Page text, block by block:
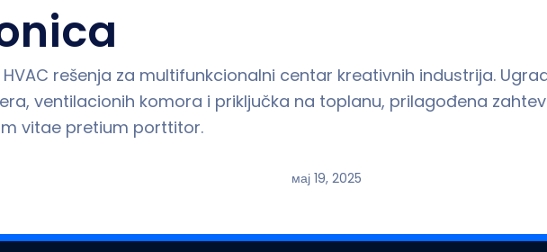
rešenja za multifunkcionalni centar kreativnih industrija.
ventilacionih komora i priključka na toplanu, prilagođena
vitae pretium porttitor.
мај 19, 2025